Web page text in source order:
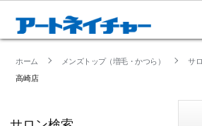
ホーム メンズトップ（増毛・かつら） サ
高崎店